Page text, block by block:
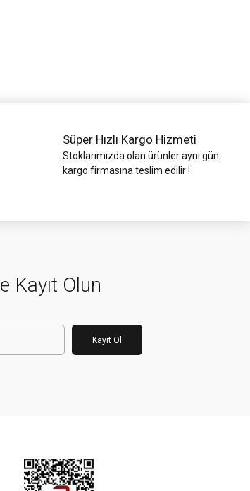
Süper Hızlı Kargo Hizmeti
Stoklarımızda olan ürünler aynı gün
kargo firmasına teslim edilir !
Kayıt Olun
Kayıt Ol